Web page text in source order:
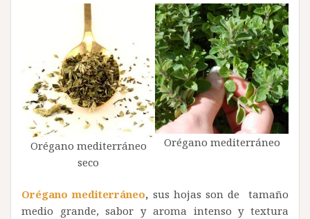
Orégano mediterráneo
seco
Orégano mediterráneo
Orégano mediterráneo, sus hojas son de tamaño
medio grande, sabor y aroma intenso y textura